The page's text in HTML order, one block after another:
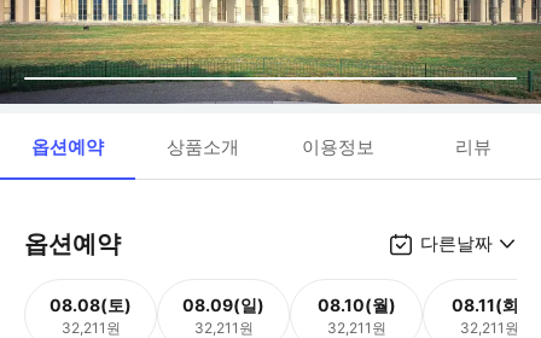
옵션예약 상품소개 이용정보 리뷰
옵션예약 다른날짜
08.08(토)
32,211원
08.09(일)
32,211원
08.10(월)
32,211원
08.11(화)
32,211원